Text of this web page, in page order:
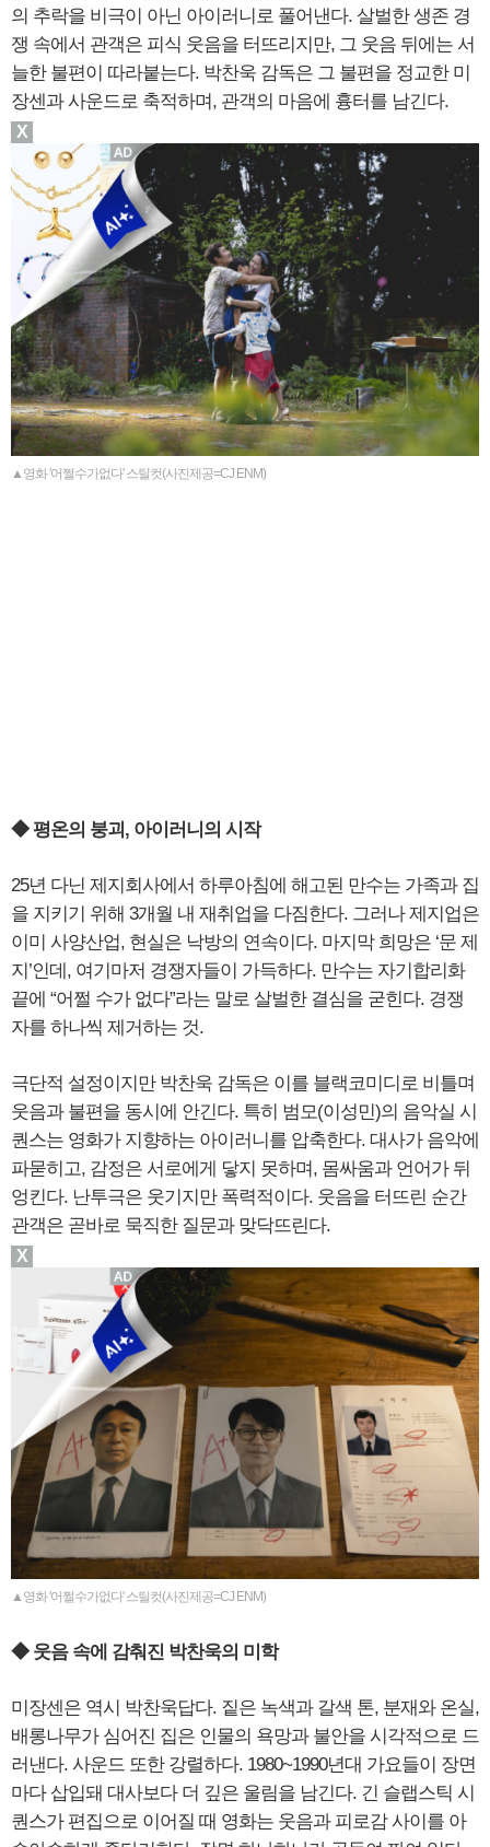
의 추락을 비극이 아닌 아이러니로 풀어낸다. 살벌한 생존 경
쟁 속에서 관객은 피식 웃음을 터뜨리지만, 그 웃음 뒤에는 서
늘한 불편이 따라붙는다. 박찬욱 감독은 그 불편을 정교한 미
장센과 사운드로 축적하며, 관객의 마음에 흉터를 남긴다.
▲영화 '어쩔수가없다' 스틸컷(사진제공=CJ ENM)
◆ 평온의 붕괴, 아이러니의 시작
25년 다닌 제지회사에서 하루아침에 해고된 만수는 가족과 집
을 지키기 위해 3개월 내 재취업을 다짐한다. 그러나 제지업은
이미 사양산업, 현실은 낙방의 연속이다. 마지막 희망은 ‘문 제
지’인데, 여기마저 경쟁자들이 가득하다. 만수는 자기합리화
끝에 “어쩔 수가 없다”라는 말로 살벌한 결심을 굳힌다. 경쟁
자를 하나씩 제거하는 것.
극단적 설정이지만 박찬욱 감독은 이를 블랙코미디로 비틀며
웃음과 불편을 동시에 안긴다. 특히 범모(이성민)의 음악실 시
퀀스는 영화가 지향하는 아이러니를 압축한다. 대사가 음악에
파묻히고, 감정은 서로에게 닿지 못하며, 몸싸움과 언어가 뒤
엉킨다. 난투극은 웃기지만 폭력적이다. 웃음을 터뜨린 순간
관객은 곧바로 묵직한 질문과 맞닥뜨린다.
▲영화 '어쩔수가없다' 스틸컷(사진제공=CJ ENM)
◆ 웃음 속에 감춰진 박찬욱의 미학
미장센은 역시 박찬욱답다. 짙은 녹색과 갈색 톤, 분재와 온실,
배롱나무가 심어진 집은 인물의 욕망과 불안을 시각적으로 드
러낸다. 사운드 또한 강렬하다. 1980~1990년대 가요들이 장면
마다 삽입돼 대사보다 더 깊은 울림을 남긴다. 긴 슬랩스틱 시
퀀스가 편집으로 이어질 때 영화는 웃음과 피로감 사이를 아
X
X